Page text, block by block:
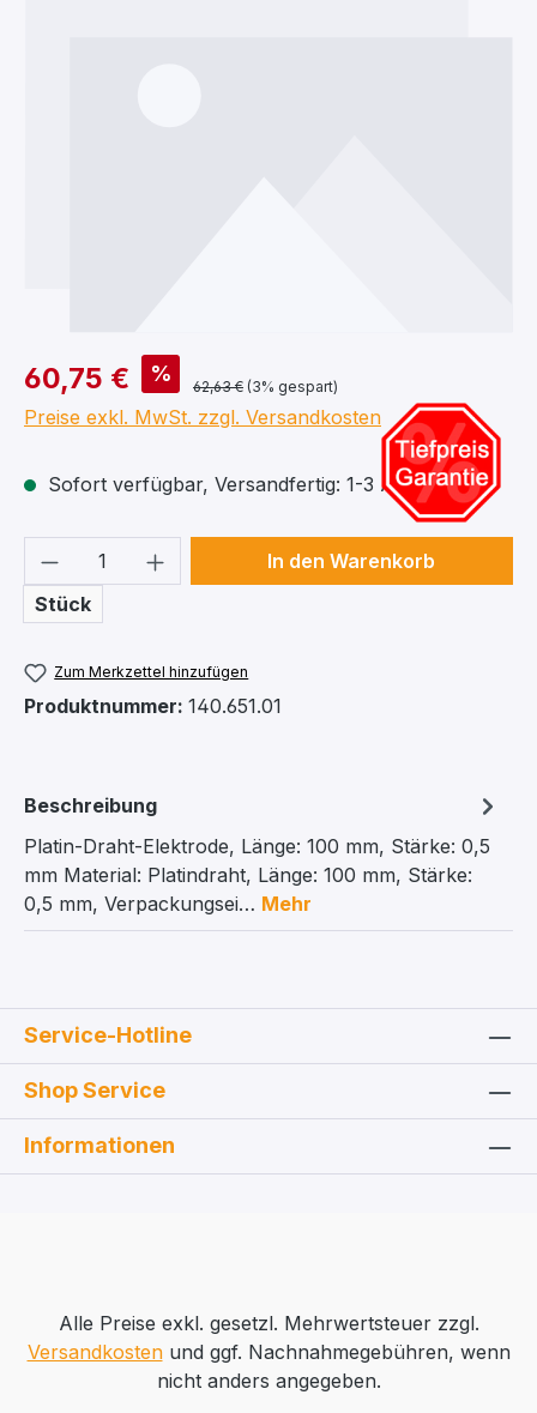
60,75 € %
62,63 € (3% gespart)
Preise exkl. MwSt. zzgl. Versandkosten
Sofort verfügbar, Versandfertig: 1-3 Arbeitstage
Produkt Anzahl: Gib den
Stück
In den Warenkorb
Zum Merkzettel hinzufügen
Produktnummer: 140.651.01
Beschreibung
Platin-Draht-Elektrode, Länge: 100 mm, Stärke: 0,5
mm Material: Platindraht, Länge: 100 mm, Stärke:
0,5 mm, Verpackungsei… Mehr
Service-Hotline
Shop Service
Informationen
Alle Preise exkl. gesetzl. Mehrwertsteuer zzgl.
Versandkostenund ggf. Nachnahmegebühren, wenn
nicht anders angegeben.